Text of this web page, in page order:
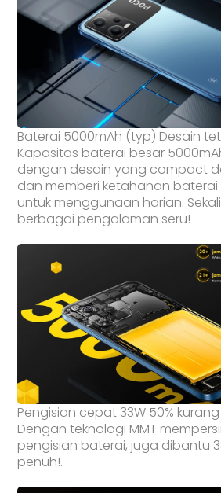
Baterai 5000mAh (typ) Desain
Kapasitas baterai besar
dengan desain yang compact
dan memberi ketahanan
untuk menggunaan harian.
berbagai pengalaman seru!
Pengisian cepat 33W 50%
Dengan teknologi MMT
pengisian baterai, juga dibantu
penuh!.